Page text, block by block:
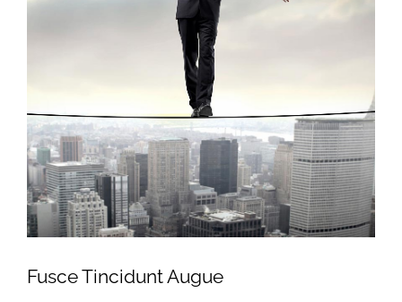
Fusce Tincidunt Augue